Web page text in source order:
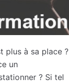
plus à sa place ?
un
? Si tel